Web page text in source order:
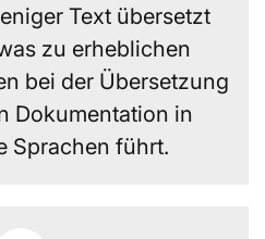
Text übersetzt
zu erheblichen
bei der Übersetzung
Dokumentation in
Sprachen führt.